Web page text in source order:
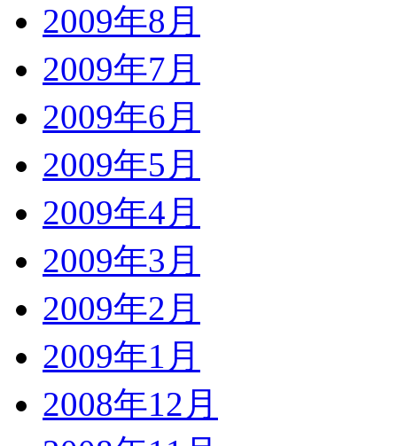
2009年8月
2009年7月
2009年6月
2009年5月
2009年4月
2009年3月
2009年2月
2009年1月
2008年12月